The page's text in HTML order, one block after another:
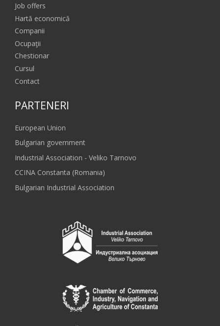
Job offers
Hartă economică
Companii
Ocupaţii
Chestionar
Cursul
Contact
PARTENERI
European Union
Bulgarian government
Industrial Association - Veliko Tarnovo
CCINA Constanta (Romania)
Bulgarian Industrial Association